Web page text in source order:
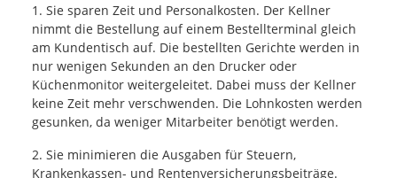
1. Sie sparen Zeit und Personalkosten. Der Kellner
nimmt die Bestellung auf einem Bestellterminal gleich
am Kundentisch auf. Die bestellten Gerichte werden in
nur wenigen Sekunden an den Drucker oder
Küchenmonitor weitergeleitet. Dabei muss der Kellner
keine Zeit mehr verschwenden. Die Lohnkosten werden
gesunken, da weniger Mitarbeiter benötigt werden.
2. Sie minimieren die Ausgaben für Steuern,
Krankenkassen- und Rentenversicherungsbeiträge.